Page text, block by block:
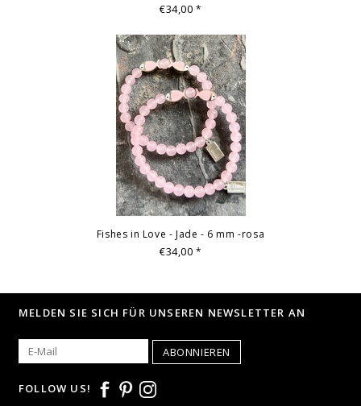
€34,00*
Fishes in Love - Jade - 6 mm -rosa
€34,00*
MELDEN SIE SICH FÜR UNSEREN NEWSLETTER AN
ABONNIEREN
FOLLOW US!